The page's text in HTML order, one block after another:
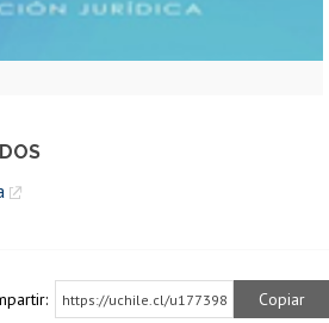
https://uchile.cl/u177398 Copiar